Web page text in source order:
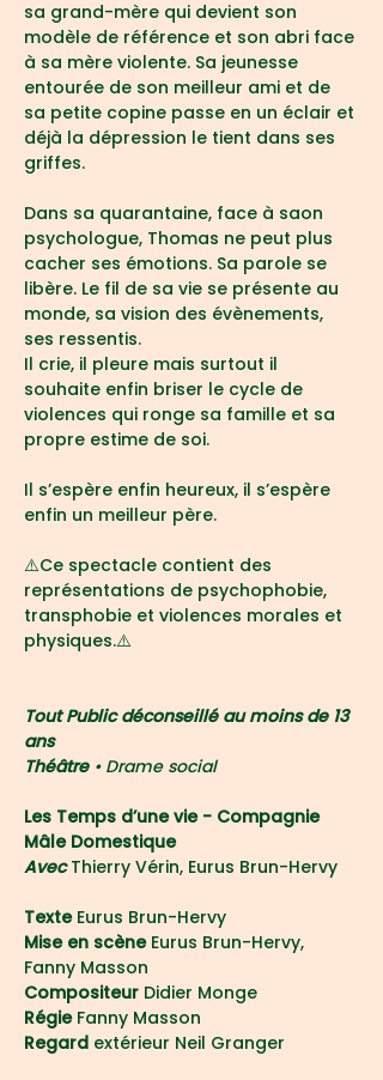
sa grand-mère qui devient son
modèle de référence et son abri face
à sa mère violente. Sa jeunesse
entourée de son meilleur ami et de
sa petite copine passe en un éclair et
déjà la dépression le tient dans ses
griffes.
Dans sa quarantaine, face à saon
psychologue, Thomas ne peut plus
cacher ses émotions. Sa parole se
libère. Le fil de sa vie se présente au
monde, sa vision des évènements,
ses ressentis.
Il crie, il pleure mais surtout il
souhaite enfin briser le cycle de
violences qui ronge sa famille et sa
propre estime de soi.
Il s’espère enfin heureux, il s’espère
enfin un meilleur père.
⚠️Ce spectacle contient des
représentations de psychophobie,
transphobie et violences morales et
physiques.⚠️
Tout Public déconseillé au moins de 13
ans
Théâtre • Drame social
Les Temps d’une vie - Compagnie
Mâle Domestique
Avec Thierry Vérin, Eurus Brun-Hervy
Texte Eurus Brun-Hervy
Mise en scène Eurus Brun-Hervy,
Fanny Masson
Compositeur Didier Monge
Régie Fanny Masson
Regard extérieur Neil Granger